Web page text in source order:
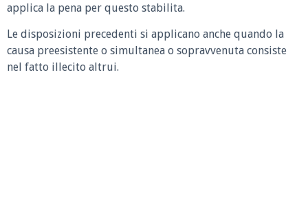
applica la pena per questo stabilita.
Le disposizioni precedenti si applicano anche quando la
causa preesistente o simultanea o sopravvenuta consiste
nel fatto illecito altrui.